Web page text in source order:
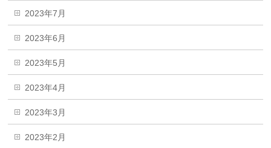
2023年7月
2023年6月
2023年5月
2023年4月
2023年3月
2023年2月